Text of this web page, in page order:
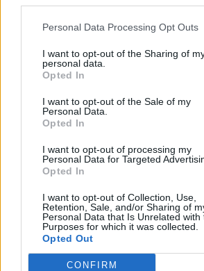
Personal Data Processing Opt Outs
I want to opt-out of the Sharing of
personal data.
Opted In
I want to opt-out of the Sale of my
Personal Data.
Opted In
I want to opt-out of processing my
Personal Data for Targeted
Opted In
I want to opt-out of Collection, Use,
Retention, Sale, and/or Sharing of
Personal Data that Is Unrelated with
Purposes for which it was collected.
Opted Out
CONFIRM
milanesi alla finestra
Il Leeds ha voluto congedarsi dal suo
nota ufficiale colma di gratitudine:
parte della nostra storia”
è arrivato il momento di
professionale.
Le proposte di livello, dopotutto,
situazioni contrattuali di Yann
Maignan al Milan che costringono i
il futuro della porta, il nome di
prepotentemente in cima ai taccuini
possibilità di ingaggiare a costo zero
di 26 anni, con un bagaglio
partite in Inghilterra, rappresenta
occasioni di mercato più ghiotte di